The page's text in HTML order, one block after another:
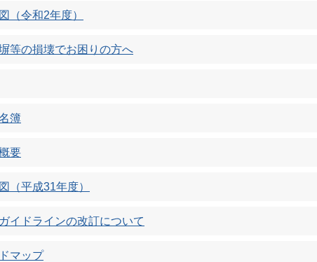
（令和2年度）
等の損壊でお困りの方へ
簿
要
（平成31年度）
イドラインの改訂について
マップ